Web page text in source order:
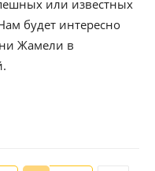
или известных
будет интересно
Жамели в